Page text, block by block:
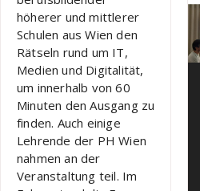
höherer und mittlerer
Schulen aus Wien den
Rätseln rund um IT,
Medien und Digitalität,
um innerhalb von 60
Minuten den Ausgang zu
finden. Auch einige
Lehrende der PH Wien
nahmen an der
Veranstaltung teil. Im